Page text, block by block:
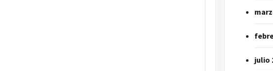
julio